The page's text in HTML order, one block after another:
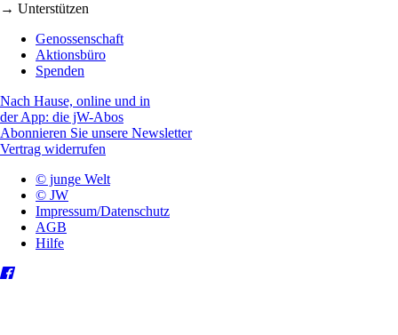
→ Unterstützen
Genossenschaft
Aktionsbüro
Spenden
Nach Hause, online und in
der App: die jW-Abos
Abonnieren Sie unsere Newsletter
Vertrag widerrufen
© junge Welt
© JW
Impressum/Datenschutz
AGB
Hilfe